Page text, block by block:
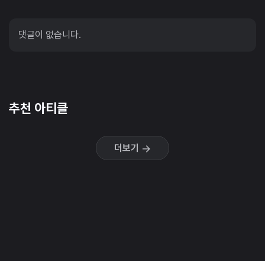
댓글이 없습니다.
추천 아티클
더보기